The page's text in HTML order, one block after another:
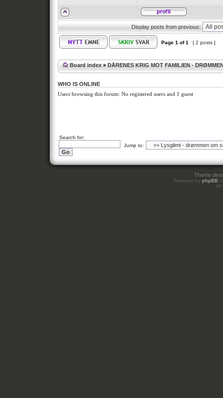
Display posts from previous:
Page 1 of1 [ 2 posts ]
Board index » DÅRENES KRIG MOT FAMILIEN -
WHO IS ONLINE
Users browsing this forum: No registered users and 1 guest
Search for:
Jump to:
Theme
Powered by phpBB
All